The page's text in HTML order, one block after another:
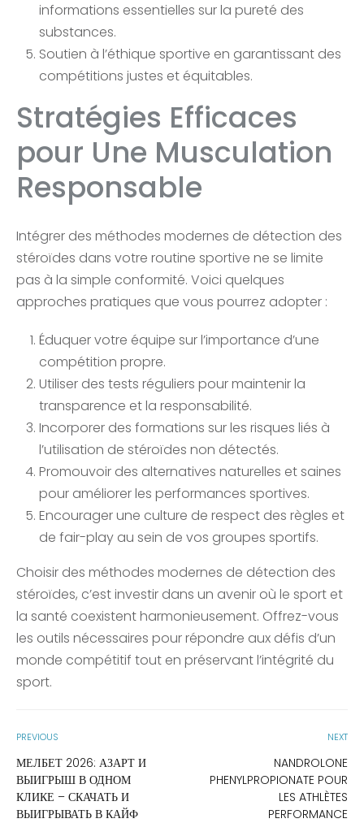
informations essentielles sur la pureté des
substances.
Soutien à l’éthique sportive en garantissant des
compétitions justes et équitables.
Stratégies Efficaces
pour Une Musculation
Responsable
Intégrer des méthodes modernes de détection des
stéroïdes dans votre routine sportive ne se limite
pas à la simple conformité. Voici quelques
approches pratiques que vous pourrez adopter :
Éduquer votre équipe sur l’importance d’une
compétition propre.
Utiliser des tests réguliers pour maintenir la
transparence et la responsabilité.
Incorporer des formations sur les risques liés à
l’utilisation de stéroïdes non détectés.
Promouvoir des alternatives naturelles et saines
pour améliorer les performances sportives.
Encourager une culture de respect des règles et
de fair-play au sein de vos groupes sportifs.
Choisir des méthodes modernes de détection des
stéroïdes, c’est investir dans un avenir où le sport et
la santé coexistent harmonieusement. Offrez-vous
les outils nécessaires pour répondre aux défis d’un
monde compétitif tout en préservant l’intégrité du
sport.
PREVIOUS
МЕЛБЕТ 2026: АЗАРТ И
ВЫИГРЫШ В ОДНОМ
КЛИКЕ – СКАЧАТЬ И
ВЫИГРЫВАТЬ В КАЙФ
NEXT
NANDROLONE
PHENYLPROPIONATE POUR
LES ATHLÈTES
PERFORMANCE